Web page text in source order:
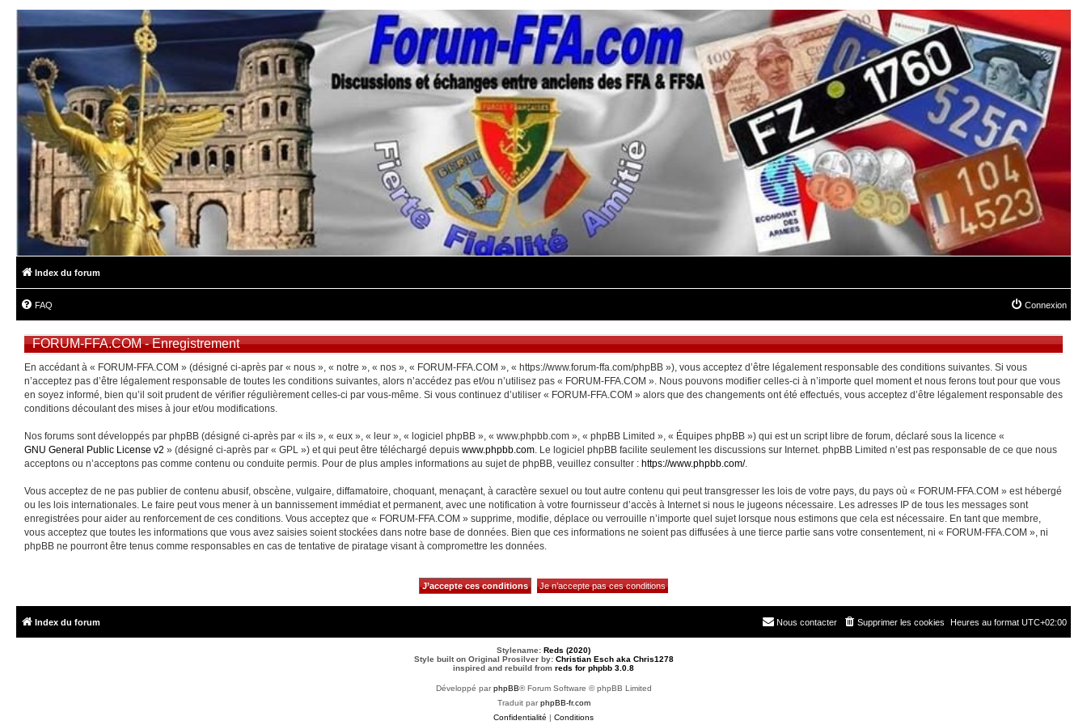
Index du forum
FAQ Connexion
FORUM-FFA.COM - Enregistrement
En accédant à « FORUM-FFA.COM » (désigné ci-après par « nous », « notre », « nos », « FORUM-FFA.COM », « https://www.forum-ffa.com/phpBB »), vous acceptez d’être légalement responsable des conditions suivantes. Si vous
n’acceptez pas d’être légalement responsable de toutes les conditions suivantes, alors n’accédez pas et/ou n’utilisez pas « FORUM-FFA.COM ». Nous pouvons modifier celles-ci à n’importe quel moment et nous ferons tout pour que vous
en soyez informé, bien qu’il soit prudent de vérifier régulièrement celles-ci par vous-même. Si vous continuez d’utiliser « FORUM-FFA.COM » alors que des changements ont été effectués, vous acceptez d’être légalement responsable des
conditions découlant des mises à jour et/ou modifications.
Nos forums sont développés par phpBB (désigné ci-après par « ils », « eux », « leur », « logiciel phpBB », « www.phpbb.com », « phpBB Limited », « Équipes phpBB ») qui est un script libre de forum, déclaré sous la licence «
GNU General Public License v2 » (désigné ci-après par « GPL ») et qui peut être téléchargé depuis www.phpbb.com. Le logiciel phpBB facilite seulement les discussions sur Internet. phpBB Limited n’est pas responsable de ce que nous
acceptons ou n’acceptons pas comme contenu ou conduite permis. Pour de plus amples informations au sujet de phpBB, veuillez consulter : https://www.phpbb.com/.
Vous acceptez de ne pas publier de contenu abusif, obscène, vulgaire, diffamatoire, choquant, menaçant, à caractère sexuel ou tout autre contenu qui peut transgresser les lois de votre pays, du pays où « FORUM-FFA.COM » est hébergé
ou les lois internationales. Le faire peut vous mener à un bannissement immédiat et permanent, avec une notification à votre fournisseur d’accès à Internet si nous le jugeons nécessaire. Les adresses IP de tous les messages sont
enregistrées pour aider au renforcement de ces conditions. Vous acceptez que « FORUM-FFA.COM » supprime, modifie, déplace ou verrouille n’importe quel sujet lorsque nous estimons que cela est nécessaire. En tant que membre,
vous acceptez que toutes les informations que vous avez saisies soient stockées dans notre base de données. Bien que ces informations ne soient pas diffusées à une tierce partie sans votre consentement, ni « FORUM-FFA.COM », ni
phpBB ne pourront être tenus comme responsables en cas de tentative de piratage visant à compromettre les données.
Index du forum Heures au format UTC+02:00
Supprimer les cookies
Nous contacter
Stylename: Reds (2020)
Style built on Original Prosilver by: Christian Esch aka Chris1278
inspired and rebuild from reds for phpbb 3.0.8
Développé parphpBB® Forum Software © phpBB Limited
Traduit parphpBB-fr.com
Confidentialité | Conditions